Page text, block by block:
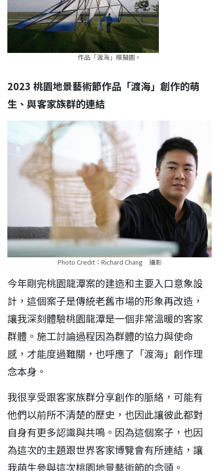
作品「渡海」模擬圖。
2023 桃園地景藝術節作品「渡海」創作的萌
生、與客家族群的連結
Photo Credit：Richard Chang 攝影
今年剛完桃園龍潭案的建造和主要入口意象設
計，這個案子是傳統老舊市場的形象再改造，
讓我深刻體驗桃園龍潭是一個非常溫暖的客家
群體。施工討論過程因為群體的協力與使命
感，才能度過難關，也呼應了「渡海」創作理
念本身。
我很享受跟客家族群分享創作的脈絡，可能有
他們以前所不清楚的歷史，也因此讓彼此都對
自身有更多認識與共鳴。因為這個案子，也因
為這次的主題跟世界客家博覽會有所連結，讓
我萌生參與這次桃園地景藝術節的念頭。